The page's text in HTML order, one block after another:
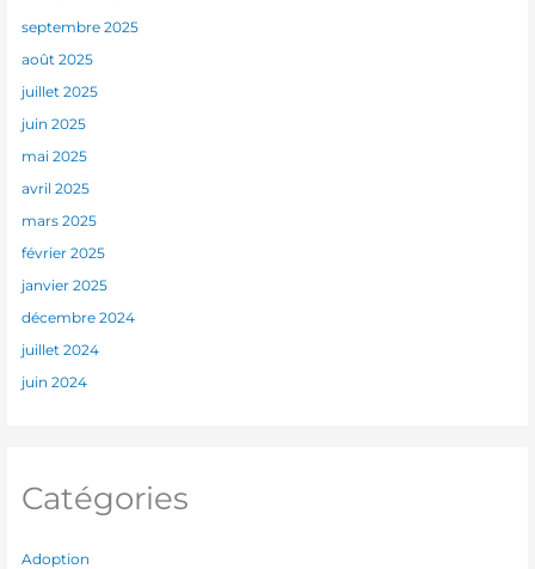
septembre 2025
août 2025
juillet 2025
juin 2025
mai 2025
avril 2025
mars 2025
février 2025
janvier 2025
décembre 2024
juillet 2024
juin 2024
Catégories
Adoption